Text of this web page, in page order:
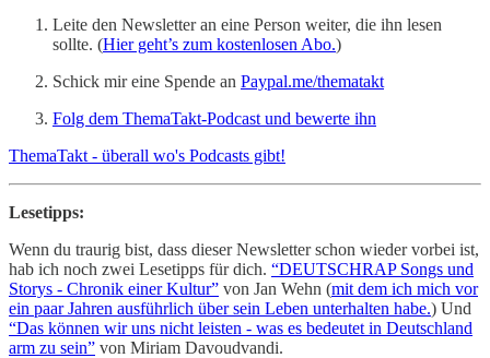
Leite den Newsletter an eine Person weiter, die ihn lesen
sollte. (Hier geht’s zum kostenlosen Abo.)
Schick mir eine Spende an Paypal.me/thematakt
Folg dem ThemaTakt-Podcast und bewerte ihn
ThemaTakt - überall wo's Podcasts gibt!
Lesetipps:
Wenn du traurig bist, dass dieser Newsletter schon wieder vorbei ist,
hab ich noch zwei Lesetipps für dich. “DEUTSCHRAP Songs und
Storys - Chronik einer Kultur” von Jan Wehn (mit dem ich mich vor
ein paar Jahren ausführlich über sein Leben unterhalten habe.) Und
“Das können wir uns nicht leisten - was es bedeutet in Deutschland
arm zu sein” von Miriam Davoudvandi.